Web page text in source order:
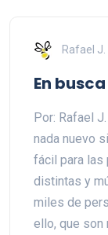
Rafael
En
Por: Rafael
nada nuevo
fácil para las
distintas y
miles de
ello, que son